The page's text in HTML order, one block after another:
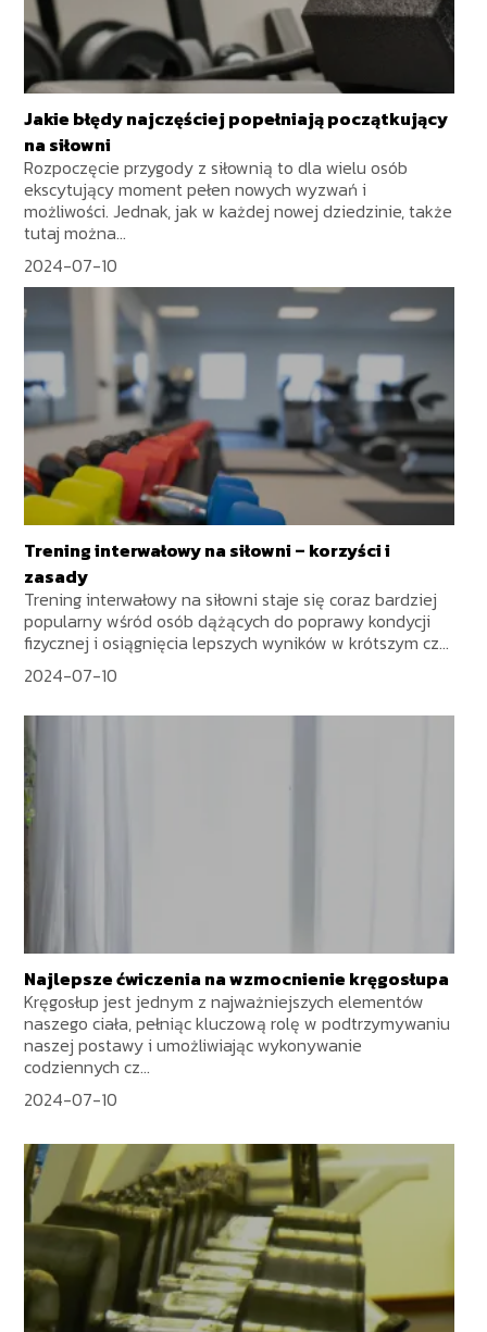
Jakie błędy najczęściej popełniają początkujący
na siłowni
Rozpoczęcie przygody z siłownią to dla wielu osób
ekscytujący moment pełen nowych wyzwań i
możliwości. Jednak, jak w każdej nowej dziedzinie, także
tutaj można...
2024-07-10
Trening interwałowy na siłowni – korzyści i
zasady
Trening interwałowy na siłowni staje się coraz bardziej
popularny wśród osób dążących do poprawy kondycji
fizycznej i osiągnięcia lepszych wyników w krótszym cz...
2024-07-10
Najlepsze ćwiczenia na wzmocnienie kręgosłupa
Kręgosłup jest jednym z najważniejszych elementów
naszego ciała, pełniąc kluczową rolę w podtrzymywaniu
naszej postawy i umożliwiając wykonywanie
codziennych cz...
2024-07-10